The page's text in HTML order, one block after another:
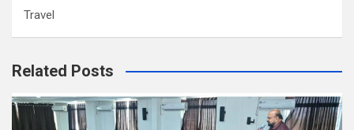
Travel
Related Posts